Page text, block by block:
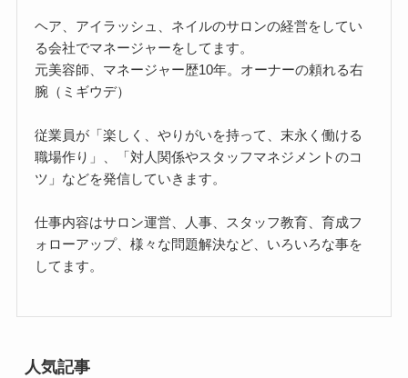
ヘア、アイラッシュ、ネイルのサロンの経営をしてい
る会社でマネージャーをしてます。
元美容師、マネージャー歴10年。オーナーの頼れる右
腕（ミギウデ）
従業員が「楽しく、やりがいを持って、末永く働ける
職場作り」、「対人関係やスタッフマネジメントのコ
ツ」などを発信していきます。
仕事内容はサロン運営、人事、スタッフ教育、育成フ
ォローアップ、様々な問題解決など、いろいろな事を
してます。
人気記事